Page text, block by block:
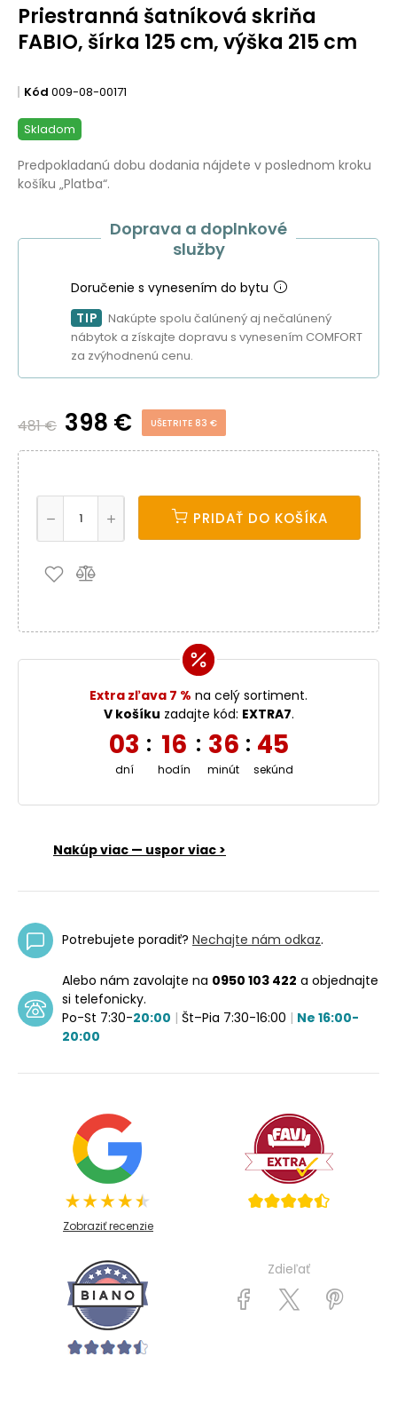
Priestranná šatníková skriňa
FABIO, šírka 125 cm, výška 215 cm
Kód 009-08-00171
Skladom
Predpokladanú dobu dodania nájdete v poslednom kroku
košíku „Platba“.
Doprava a doplnkové
služby
Doručenie s vynesením do bytu
TIP
Nakúpte spolu čalúnený aj nečalúnený
nábytok a získajte dopravu s vynesením COMFORT
za zvýhodnenú cenu.
481 € 398 € UŠETRITE 83 €
PRIDAŤ DO KOŠÍKA
Extra zľava 7 % na celý sortiment.
V košíku zadajte kód: EXTRA7.
03
dní
: 16
hodín
: 36
minút
: 45
sekúnd
Nakúp viac — uspor viac >
Potrebujete poradiť? Nechajte nám odkaz.
Alebo nám zavolajte na 0950 103 422 a objednajte
si telefonicky.
Po-St 7:30-20:00 | Št–Pia 7:30-16:00 | Ne 16:00-
20:00
Zobraziť recenzie
Zdieľať